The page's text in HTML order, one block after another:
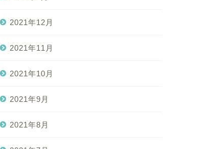
2021年12月
2021年11月
2021年10月
2021年9月
2021年8月